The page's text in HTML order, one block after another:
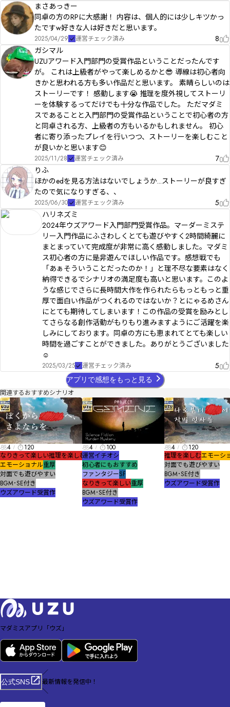
まさあっきー
同卓の方のRPに大感謝！ 内容は、個人的には少しキツかっ
たですw好きな人は好きだと思います。
2025/04/29 運営チェック済み
8
ガシマル
UZUアワード入門部門の受賞作品ということだったんです
が。 これは上級者がやって楽しめるかと😎 導線は初心者向
きかと思われる方も多い作品だと思います。 素晴らしいのは
ストーリーです！ 感動します😭 推理を度外視してストーリ
ーを体験するってだけでも十分な作品でした。 ただマダミ
スであることと入門部門の受賞作品ということで初心者の方
と同卓される方、上級者の方もいるかもしれません。 初心
者に寄り添ったプレイを行いつつ、ストーリーを楽しむこと
が良いかと思います😊
2025/11/28 運営チェック済み
7
りふ
ほかのedを見る方法はないでしょうか...ストーリーが良すぎ
たので気になりすぎる、、
2025/06/30 運営チェック済み
5
ハリネズミ
2024年ウズアワード入門部門受賞作品。マーダーミステ
リー入門作品にふさわしくとても遊びやすく2時間綺麗に
まとまっていて完成度が非常に高く感動しました。マダミ
ス初心者の方に是非遊んでほしい作品です。感想戦でも
「あぁそういうことだったのか！」と理不尽な要素はなく
納得できるでシナリオの満足度も高いと思います。このよ
うな感じでさらに長時間大作を作られたらもっともっと重
厚で面白い作品がつくれるのではないか？とにゃるめさん
にとても期待してしまいます！この作品の受賞を励みとし
てさらなる創作活動がもりもり進みますようにご活躍を楽
しみにしております。同卓の方にも恵まれてとても楽しい
時間を過ごすことができました。ありがとうございました
☺
2025/03/25 運営チェック済み 5
アプリで感想をもっと見る
関連するおすすめシナリオ
4
120
なりきって楽しい推理を楽しむ
エモーショナル重厚
対面でも遊びやすい
BGM･SE付き
ウズアワード受賞作
4
100
運営イチオシ
初心者にもおすすめ
ファンタジーSF
なりきって楽しい重厚
BGM･SE付き
ウズアワード受賞作
4
120
推理を楽しむエモーシ
対面でも遊びやすい
BGM･SE付き
ウズアワード受賞作
マダミスアプリ「ウズ」
公式SNS
／
最新情報を発信中！
＼